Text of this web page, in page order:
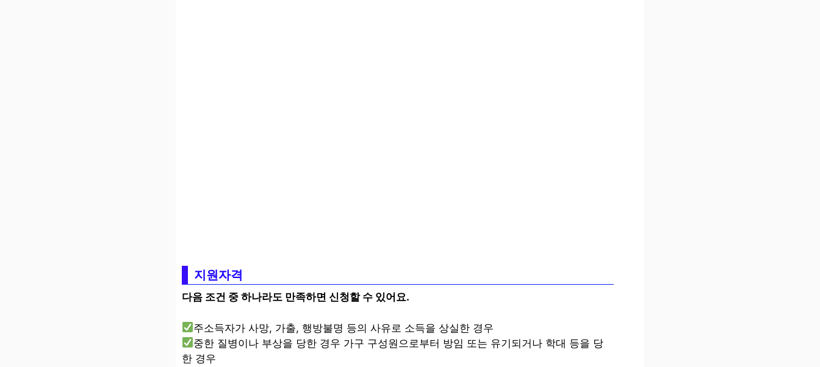
지원자격
다음 조건 중 하나라도 만족하면 신청할 수 있어요.
주소득자가 사망, 가출, 행방불명 등의 사유로 소득을 상실한 경우
중한 질병이나 부상을 당한 경우 가구 구성원으로부터 방임 또는 유기되거나 학대 등을 당
한 경우